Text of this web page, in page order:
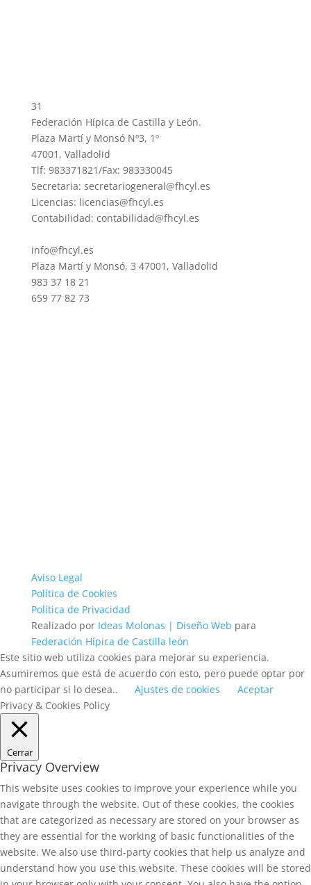
31
Federación Hípica de Castilla y León.
Plaza Martí y Monsó Nº3, 1º
47001, Valladolid
Tlf: 983371821/Fax: 983330045
Secretaria: secretariogeneral@fhcyl.es
Licencias: licencias@fhcyl.es
Contabilidad: contabilidad@fhcyl.es
info@fhcyl.es
Plaza Martí y Monsó, 3 47001, Valladolid
983 37 18 21
659 77 82 73
Aviso Legal
Política de Cookies
Política de Privacidad
Realizado por Ideas Molonas | Diseño Web para
Federación Hípica de Castilla león
Este sitio web utiliza cookies para mejorar su experiencia.
Asumiremos que está de acuerdo con esto, pero puede optar por
no participar si lo desea..
Ajustes de cookies
Aceptar
Privacy & Cookies Policy
Cerrar
Privacy Overview
This website uses cookies to improve your experience while you
navigate through the website. Out of these cookies, the cookies
that are categorized as necessary are stored on your browser as
they are essential for the working of basic functionalities of the
website. We also use third-party cookies that help us analyze and
understand how you use this website. These cookies will be stored